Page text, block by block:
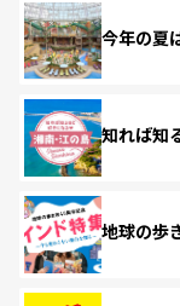
今年の夏
知れば知
地球の歩